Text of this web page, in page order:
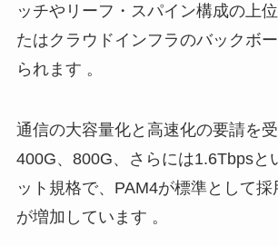
ッチやリーフ・スパイン構成の上
たはクラウドインフラのバックボ
られます 。
通信の大容量化と高速化の要請を受
400G、800G、さらには1.6Tbpsと
ット規格で、PAM4が標準として採
が増加しています 。